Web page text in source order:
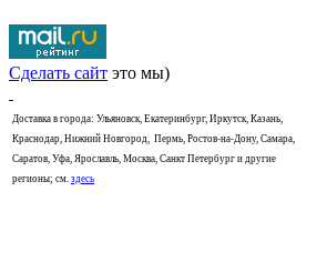
Сделать сайт это мы)
Доставка в города: Ульяновск, Екатеринбург, Иркутск, Казань,
Краснодар, Нижний Новгород, Пермь, Ростов-на-Дону, Самара,
Саратов, Уфа, Ярославль, Москва, Санкт Петербург и другие
регионы; см. здесь